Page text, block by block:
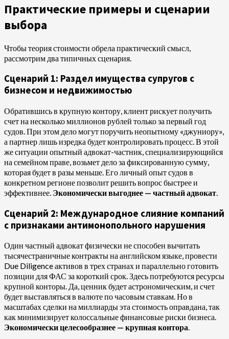
Практические примеры и сценарии
выбора
Чтобы теория стоимости обрела практический смысл,
рассмотрим два типичных сценария.
Сценарий 1: Раздел имущества супругов с
бизнесом и недвижимостью
Обратившись в крупную контору, клиент рискует получить
счет на несколько миллионов рублей только за первый год
судов. При этом дело могут поручить неопытному «джуниору»,
а партнер лишь изредка будет контролировать процесс. В этой
же ситуации опытный адвокат-частник, специализирующийся
на семейном праве, возьмет дело за фиксированную сумму,
которая будет в разы меньше. Его личный опыт судов в
конкретном регионе позволит решить вопрос быстрее и
эффективнее. Экономически выгоднее — частный адвокат.
Сценарий 2: Международное слияние компаний
с признаками антимонопольного нарушения
Один частный адвокат физически не способен вычитать
тысячестраничные контракты на английском языке, провести
Due Diligence активов в трех странах и параллельно готовить
позиции для ФАС за короткий срок. Здесь потребуются ресурсы
крупной конторы. Да, ценник будет астрономическим, и счет
будет выставляться в валюте по часовым ставкам. Но в
масштабах сделки на миллиарды эта стоимость оправдана, так
как минимизирует колоссальные финансовые риски бизнеса.
Экономически целесообразнее — крупная контора.